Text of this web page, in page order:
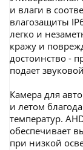
и влаги в
влагозащиты
легко и
кражу и
достоинство -
подает
Камера для
и летом
температур.
обеспечивает
при низкой